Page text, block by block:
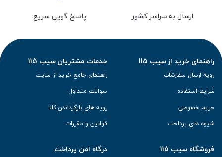
ارسال به سراسر کشور پاسخ گویی سریع
راهنمای خرید از سیب 115
رویه ارسال سفارشات
شرایط استفاده
حریم خصوصی
شیوه های پرداخت
خدمات مشتریان سیب 115
راهنمای جامع خرید از سایت
سوالات متداول
رویه های بازگرداندن کالا
قوانین و مقررات
فروشگاه سیب 115 درگاه امن پرداخت